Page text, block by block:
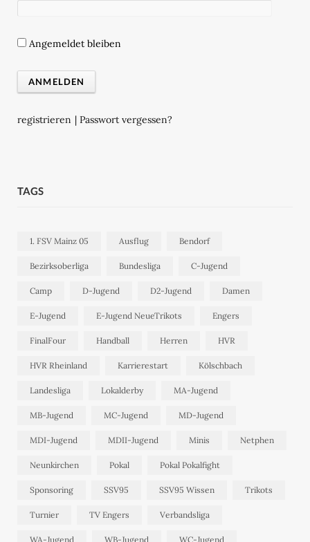
Angemeldet bleiben
registrieren | Passwort vergessen?
TAGS
1. FSV Mainz 05 Ausflug Bendorf
Bezirksoberliga Bundesliga C-Jugend
Camp D-Jugend D2-Jugend Damen
E-Jugend E-Jugend NeueTrikots Engers
FinalFour Handball Herren HVR
HVR Rheinland Karrierestart Kölschbach
Landesliga Lokalderby MA-Jugend
MB-Jugend MC-Jugend MD-Jugend
MDI-Jugend MDII-Jugend Minis Netphen
Neunkirchen Pokal Pokal Pokalfight
Sponsoring SSV95 SSV95 Wissen Trikots
Turnier TV Engers Verbandsliga
WA-Jugend WB-Jugend WC-Jugend